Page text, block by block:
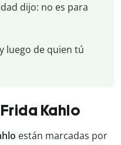
dijo: no es para
luego de quien tú
Kahlo
están marcadas por